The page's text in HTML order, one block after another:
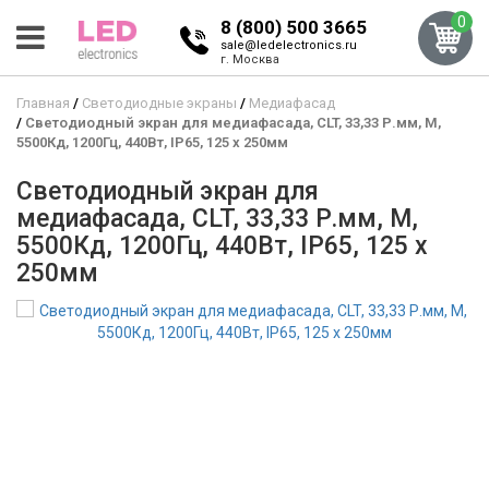
8 (800) 500 3665
sale@ledelectronics.ru
г. Москва
0
Главная Светодиодные экраны
Медиафасад
Светодиодный экран для медиафасада, CLT, 33,33 Р.мм, М,
5500Кд, 1200Гц, 440Вт, IP65, 125 x 250мм
Светодиодный экран для
медиафасада, CLT, 33,33 Р.мм, М,
5500Кд, 1200Гц, 440Вт, IP65, 125 x
250мм